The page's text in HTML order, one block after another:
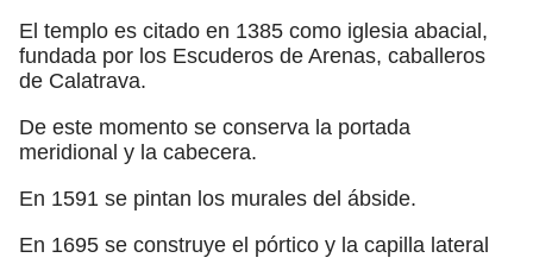
El templo es citado en 1385 como iglesia abacial,
fundada por los Escuderos de Arenas, caballeros
de Calatrava.
De este momento se conserva la portada
meridional y la cabecera.
En 1591 se pintan los murales del ábside.
En 1695 se construye el pórtico y la capilla lateral